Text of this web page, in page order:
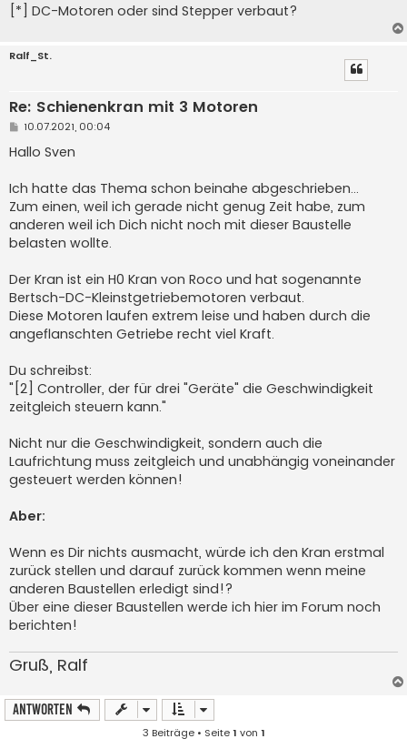
[*] DC-Motoren oder sind Stepper verbaut?
Ralf_St.
Re: Schienenkran mit 3 Motoren
B
i
t
a
g
10.07.2021, 00:04
Hallo Sven
Ich hatte das Thema schon beinahe abgeschrieben...
Zum einen, weil ich gerade nicht genug Zeit habe, zum
anderen weil ich Dich nicht noch mit dieser Baustelle
belasten wollte.
Der Kran ist ein H0 Kran von Roco und hat sogenannte
Bertsch-DC-Kleinstgetriebemotoren verbaut.
Diese Motoren laufen extrem leise und haben durch die
angeflanschten Getriebe recht viel Kraft.
Du schreibst:
"[2] Controller, der für drei "Geräte" die Geschwindigkeit
zeitgleich steuern kann."
Nicht nur die Geschwindigkeit, sondern auch die
Laufrichtung muss zeitgleich und unabhängig voneinander
gesteuert werden können!
Aber:
Wenn es Dir nichts ausmacht, würde ich den Kran erstmal
zurück stellen und darauf zurück kommen wenn meine
anderen Baustellen erledigt sind!?
Über eine dieser Baustellen werde ich hier im Forum noch
berichten!
Gruß, Ralf
Antworten
3 Beiträge • Seite1 von 1